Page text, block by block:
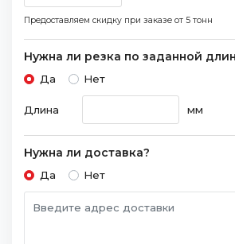
Предоставляем скидку при заказе от 5 тонн
Нужна ли резка по заданной
Да Нет
Длина мм
Нужна ли доставка?
Да Нет